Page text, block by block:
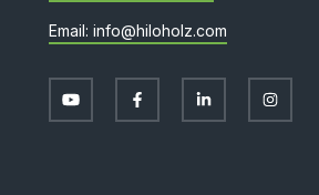
info@hiloholz.com